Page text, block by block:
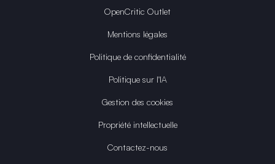
OpenCritic Outlet
Mentions légales
Politique de confidentialité
Politique sur l'IA
Gestion des cookies
Propriété intellectuelle
Contactez-nous